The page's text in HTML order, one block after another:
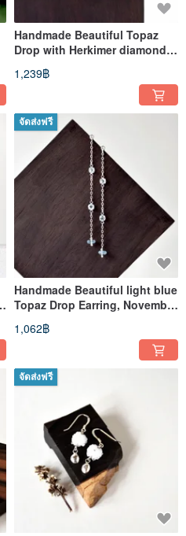
Handmade Beautiful Topaz
Drop with Herkimer diamond
Earring, November Birthstone
1,239฿
จัดส่งฟรี
Handmade Beautiful light blue
Topaz Drop Earring, November
Birthstone
1,062฿
จัดส่งฟรี